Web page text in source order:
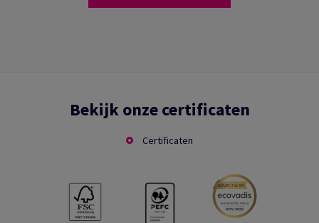
Bekijk onze certificaten
Certificaten